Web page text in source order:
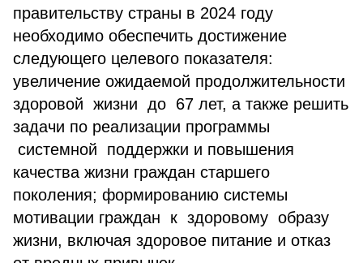
правительству страны в 2024 году
необходимо обеспечить достижение
следующего целевого показателя:
увеличение ожидаемой продолжительности
здоровой жизни до 67 лет, а также решить
задачи по реализации программы
системной поддержки и повышения
качества жизни граждан старшего
поколения; формированию системы
мотивации граждан к здоровому образу
жизни, включая здоровое питание и отказ